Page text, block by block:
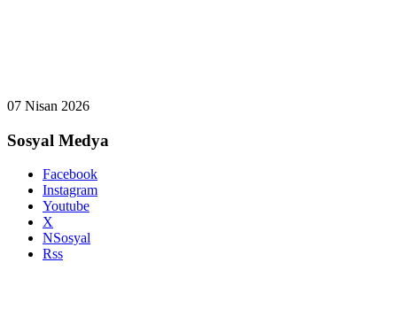
07 Nisan 2026
Sosyal Medya
Facebook
Instagram
Youtube
X
NSosyal
Rss